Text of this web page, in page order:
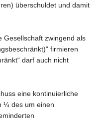
überschuldet und damit
Gesellschaft zwingend als
firmieren
darf auch nicht
eine kontinuierliche
¼ des um einen